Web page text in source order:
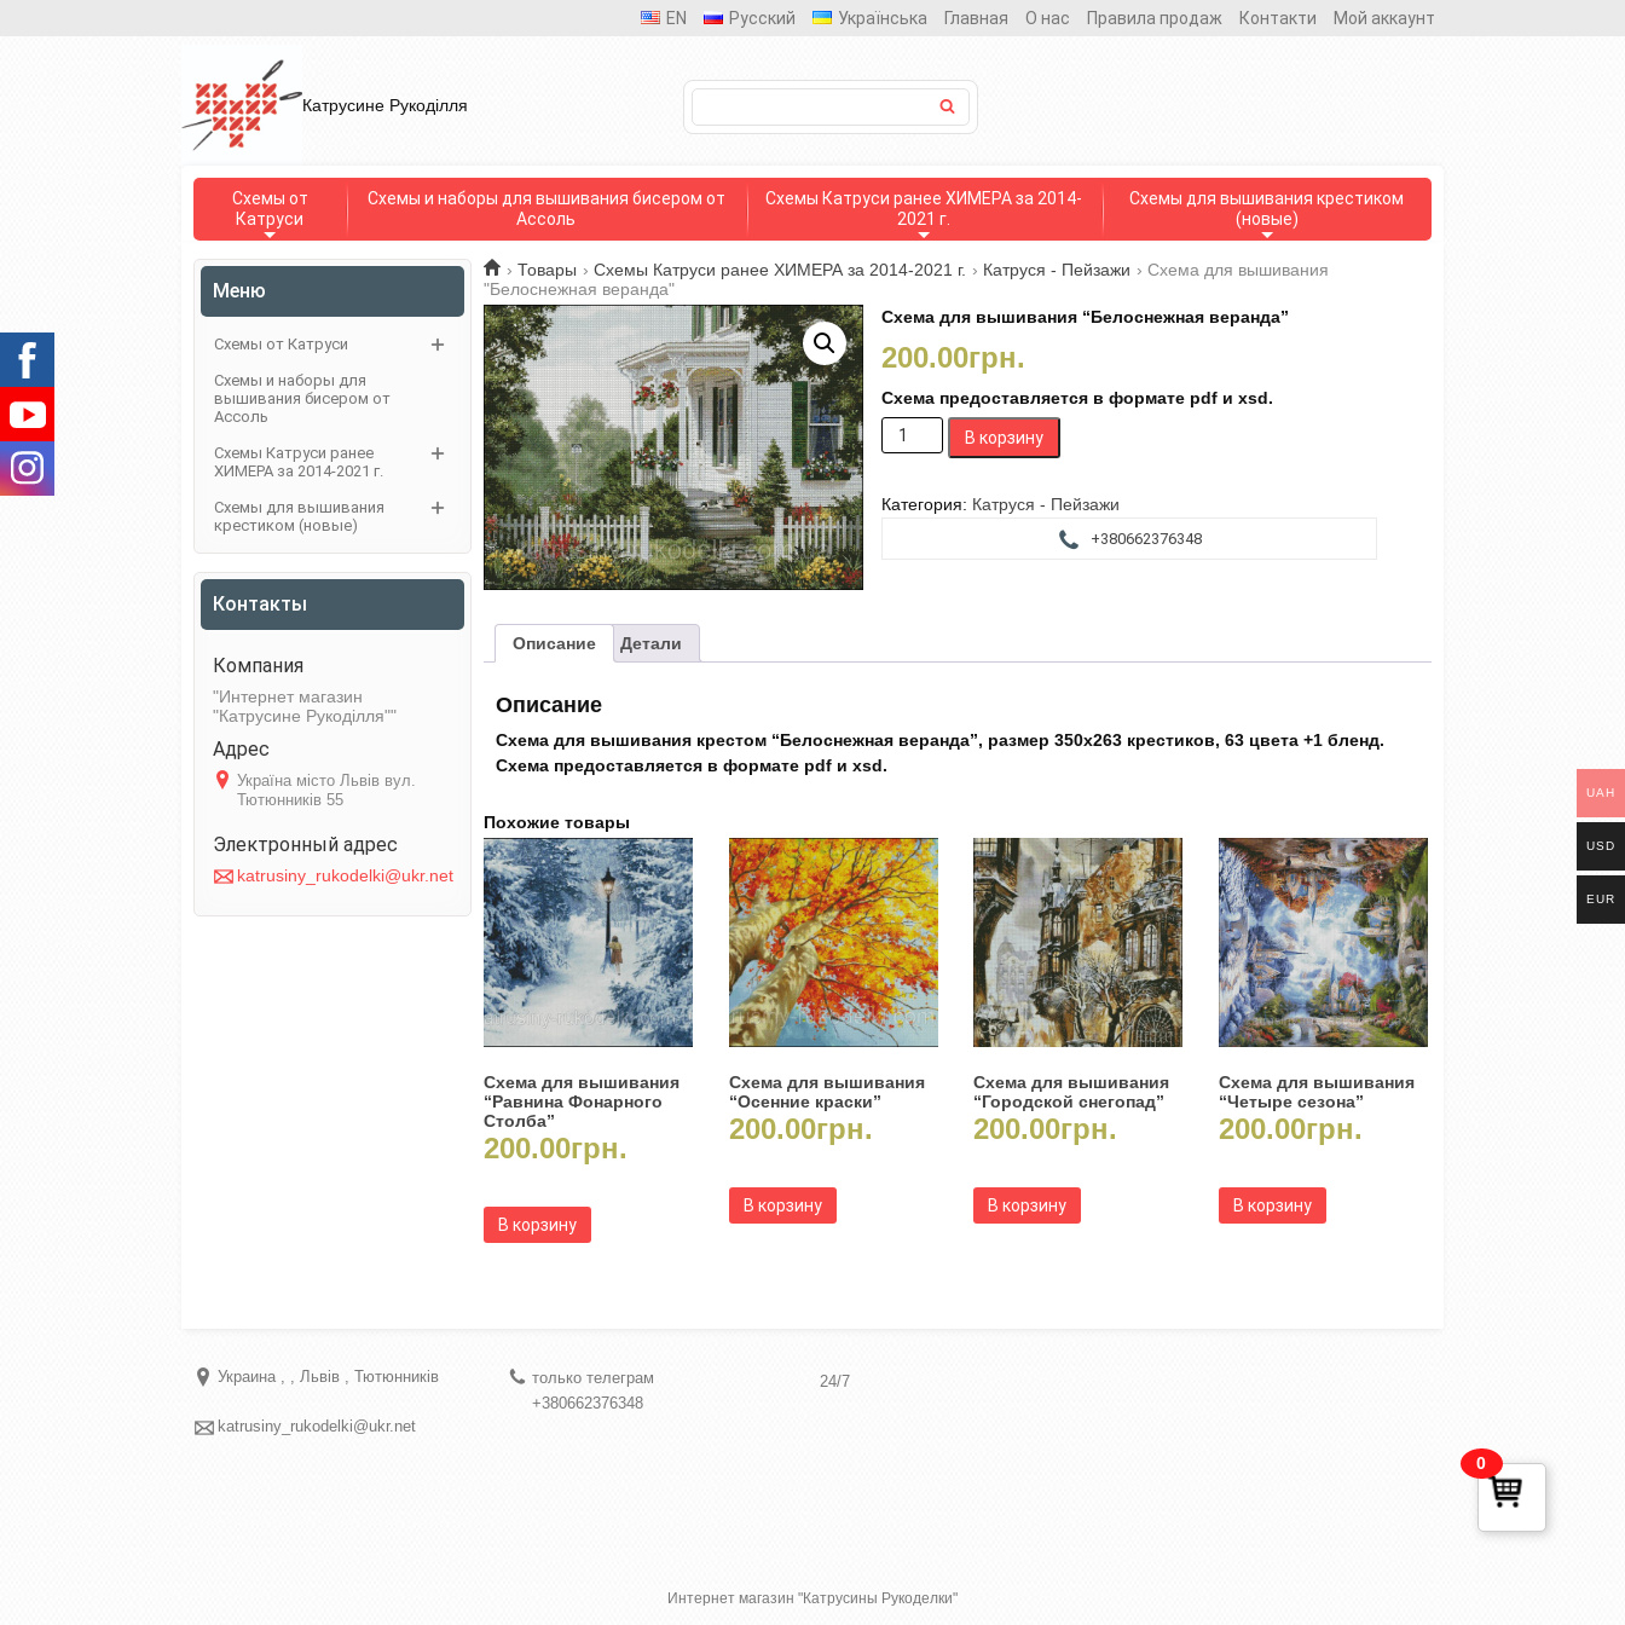
EN Русский Українська Главная О нас Правила продаж Контакти Мой аккаунт
Катрусине Рукоділля
Схемы от
Катруси
Схемы и наборы для вышивания бисером от
Ассоль
Схемы Катруси ранее ХИМЕРА за 2014-
2021 г.
Схемы для вышивания крестиком
(новые)
› Товары › Схемы Катруси ранее ХИМЕРА за 2014-2021 г. › Катруся - Пейзажи › Схема для вышивания
"Белоснежная веранда"
Схема для вышивания “Белоснежная веранда”
200.00грн.
Схема предоставляется в формате pdf и xsd.
Количество
товара
для
В корзину
Категория: Катруся - Пейзажи
+380662376348
Описание Детали
Описание
Схема для вышивания крестом “Белоснежная веранда”, размер 350х263 крестиков, 63 цвета +1 бленд.
Схема предоставляется в формате pdf и xsd.
Похожие товары
Схема для вышивания
“Равнина Фонарного
Столба”
200.00грн.
В корзину
Схема для вышивания
“Осенние краски”
200.00грн.
В корзину
Схема для вышивания
“Городской снегопад”
200.00грн.
В корзину
Схема для вышивания
“Четыре сезона”
200.00грн.
В корзину
Меню
Схемы от Катруси
Схемы и наборы для
вышивания бисером от
Ассоль
Схемы Катруси ранее
ХИМЕРА за 2014-2021 г.
Схемы для вышивания
крестиком (новые)
Контакты
Интернет магазин
"Катрусине Рукоділля"
Україна місто Львів вул.
Тютюнників 55
katrusiny_rukodelki@ukr.net
Украина Львів Тютюнників
katrusiny_rukodelki@ukr.net
только телеграм
+380662376348
24/7
Интернет магазин "Катрусины Рукоделки"
UAH
USD
EUR
0